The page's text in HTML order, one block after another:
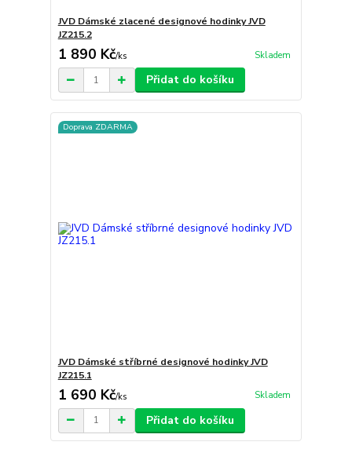
JVD Dámské zlacené designové hodinky JVD
JZ215.2
1 890 Kč/ks Skladem
Přidat do košíku
Doprava ZDARMA
JVD Dámské stříbrné designové hodinky JVD
JZ215.1
1 690 Kč/ks Skladem
Přidat do košíku